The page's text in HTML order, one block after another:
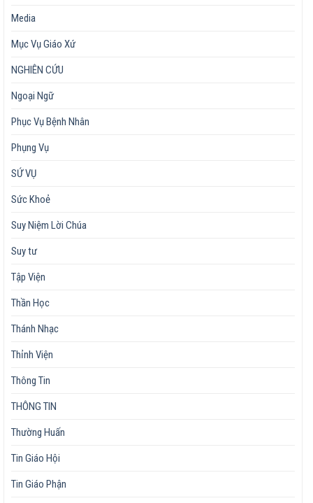
Media
Mục Vụ Giáo Xứ
NGHIÊN CỨU
Ngoại Ngữ
Phục Vụ Bệnh Nhân
Phụng Vụ
SỨ VỤ
Sức Khoẻ
Suy Niệm Lời Chúa
Suy tư
Tập Viện
Thần Học
Thánh Nhạc
Thỉnh Viện
Thông Tin
THÔNG TIN
Thường Huấn
Tin Giáo Hội
Tin Giáo Phận